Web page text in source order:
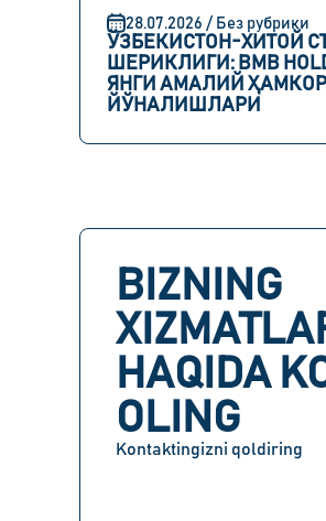
28.07.2026 / Без рубрики
ЎЗБЕКИСТОН-ХИТОЙ
ШЕРИКЛИГИ: BMB
ЯНГИ АМАЛИЙ
ЙЎНАЛИШЛАРИ
BIZNING
HAQIDA
OLING
Kontaktingizni qoldiring